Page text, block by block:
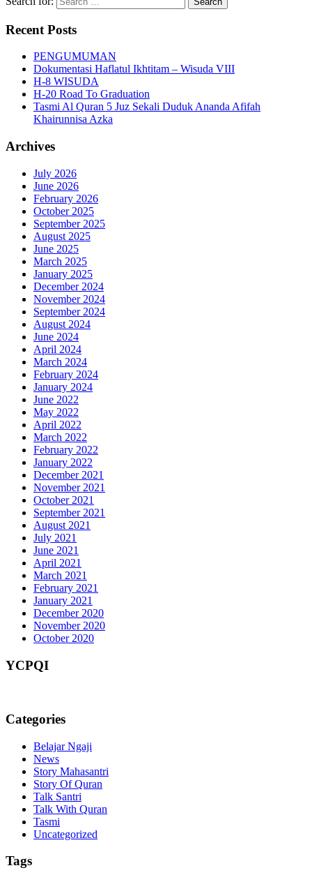
Recent Posts
PENGUMUMAN
Dokumentasi Haflatul Ikhtitam – Wisuda VIII
H-8 WISUDA
H-20 Road To Graduation
Tasmi Al Quran 5 Juz Sekali Duduk Ananda Afifah
Khairunnisa Azka
Archives
July 2026
June 2026
February 2026
October 2025
September 2025
August 2025
June 2025
March 2025
January 2025
December 2024
November 2024
September 2024
August 2024
June 2024
April 2024
March 2024
February 2024
January 2024
June 2022
May 2022
April 2022
March 2022
February 2022
January 2022
December 2021
November 2021
October 2021
September 2021
August 2021
July 2021
June 2021
April 2021
March 2021
February 2021
January 2021
December 2020
November 2020
October 2020
YCPQI
Categories
Belajar Ngaji
News
Story Mahasantri
Story Of Quran
Talk Santri
Talk With Quran
Tasmi
Uncategorized
Tags